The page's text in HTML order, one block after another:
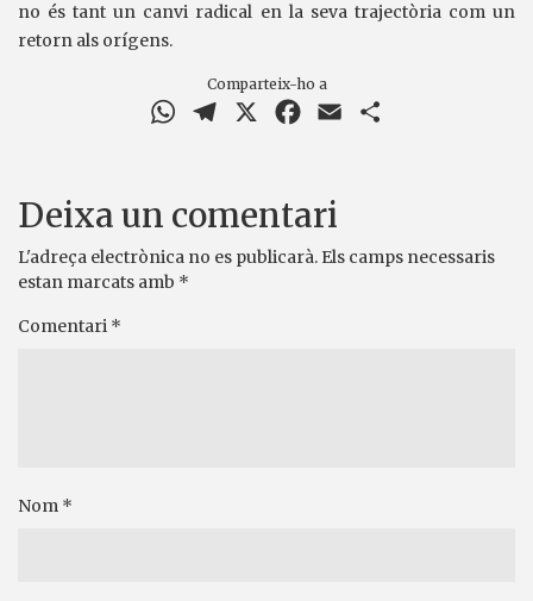
no és tant un canvi radical en la seva trajectòria com un
retorn als orígens.
Comparteix-ho a
WhatsAppTelegram Facebook
Email
Deixa un comentari
L'adreça electrònica no es publicarà. Els camps necessaris
estan marcats amb *
Comentari *
Nom *